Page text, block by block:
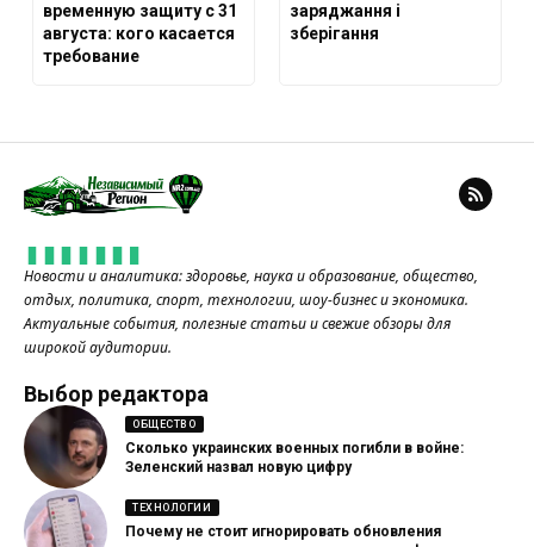
временную защиту с 31
августа: кого касается
требование
заряджання і
зберігання
Новости и аналитика: здоровье, наука и образование, общество,
отдых, политика, спорт, технологии, шоу-бизнес и экономика.
Актуальные события, полезные статьи и свежие обзоры для
широкой аудитории.
Выбор редактора
ОБЩЕСТВО
Сколько украинских военных погибли в войне:
Зеленский назвал новую цифру
ТЕХНОЛОГИИ
Почему не стоит игнорировать обновления